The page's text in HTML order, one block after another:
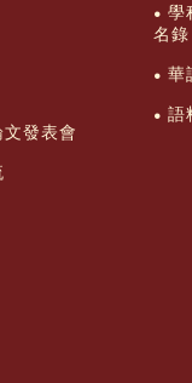
發表會
學
名錄
華
語